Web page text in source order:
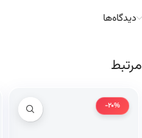
دیدگاه‌ها
مرتبط
-20%